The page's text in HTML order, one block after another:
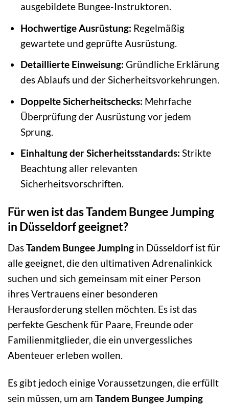
ausgebildete Bungee-Instruktoren.
Hochwertige Ausrüstung: Regelmäßig
gewartete und geprüfte Ausrüstung.
Detaillierte Einweisung: Gründliche Erklärung
des Ablaufs und der Sicherheitsvorkehrungen.
Doppelte Sicherheitschecks: Mehrfache
Überprüfung der Ausrüstung vor jedem
Sprung.
Einhaltung der Sicherheitsstandards: Strikte
Beachtung aller relevanten
Sicherheitsvorschriften.
Für wen ist das Tandem Bungee Jumping
in Düsseldorf geeignet?
DasTandem Bungee Jumping in Düsseldorf ist für
alle geeignet, die den ultimativen Adrenalinkick
suchen und sich gemeinsam mit einer Person
ihres Vertrauens einer besonderen
Herausforderung stellen möchten. Es ist das
perfekte Geschenk für Paare, Freunde oder
Familienmitglieder, die ein unvergessliches
Abenteuer erleben wollen.
Es gibt jedoch einige Voraussetzungen, die erfüllt
sein müssen, um am Tandem Bungee Jumping